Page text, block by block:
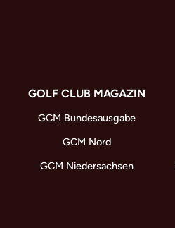
GOLF CLUB MAGAZIN
GCM Bundesausgabe
GCM Nord
GCM Niedersachsen